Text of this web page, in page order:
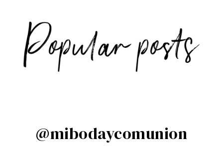
@mibodaycomunion